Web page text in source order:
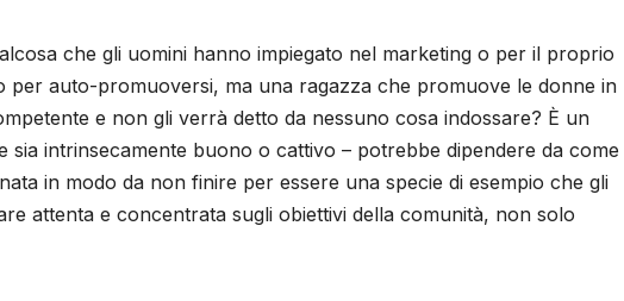
che gli uomini hanno impiegato nel marketing o per il proprio
per auto-promuoversi, ma una ragazza che promuove le donne in
e non gli verrà detto da nessuno cosa indossare? È un
intrinsecamente buono o cattivo – potrebbe dipendere da come
in modo da non finire per essere una specie di esempio che gli
attenta e concentrata sugli obiettivi della comunità, non solo